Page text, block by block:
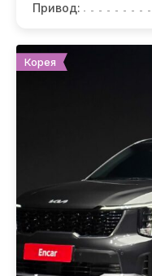
Привод:
Корея